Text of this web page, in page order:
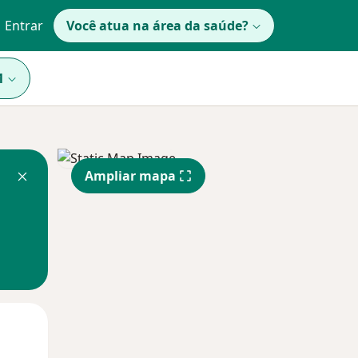
Entrar Você atua na área da saúde?
Ampliar mapa